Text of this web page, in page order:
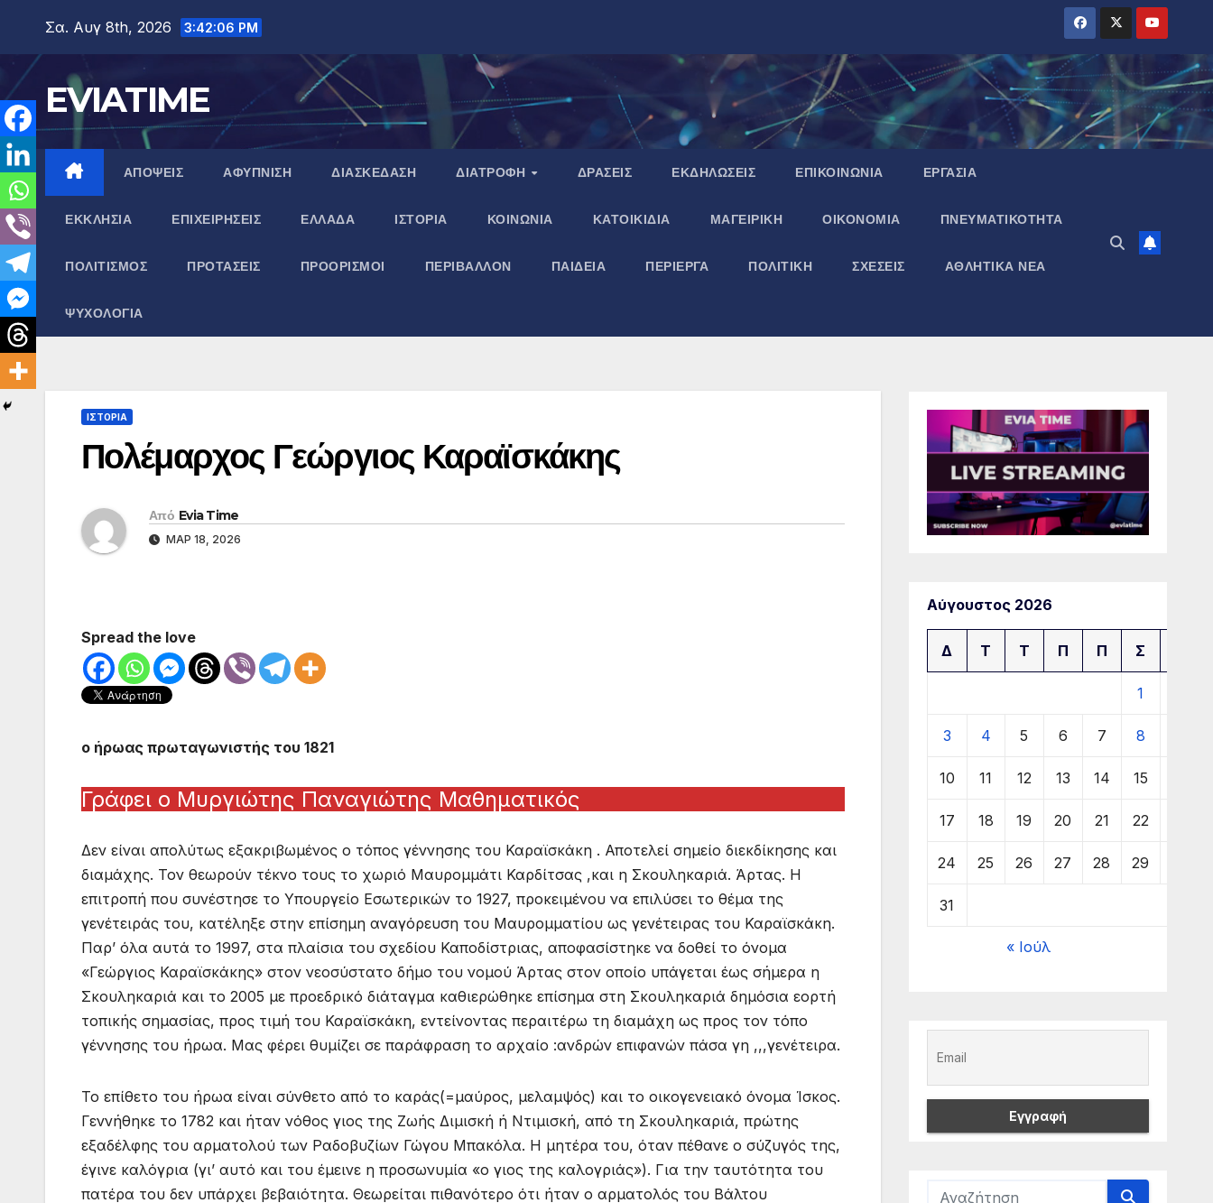
περιεχόμενο
Σα. Αυγ 8th, 2026 3:42:07 PM
EVIATIME
ΑΠΟΨΕΙΣ ΑΦΥΠΝΙΣΗ ΔΙΑΣΚΕΔΑΣΗ ΔΙΑΤΡΟΦΗ ΔΡΑΣΕΙΣ ΕΚΔΗΛΩΣΕΙΣ ΕΠΙΚΟΙΝΩΝΙΑ ΕΡΓΑΣΙΑ
ΕΚΚΛΗΣΙΑ ΕΠΙΧΕΙΡΗΣΕΙΣ ΕΛΛΑΔΑ ΙΣΤΟΡΙΑ ΚΟΙΝΩΝΙΑ ΚΑΤΟΙΚΙΔΙΑ ΜΑΓΕΙΡΙΚΗ ΟΙΚΟΝΟΜΙΑ ΠΝΕΥΜΑΤΙΚΌΤΗΤΑ
ΠΟΛΙΤΙΣΜΟΣ ΠΡΟΤΑΣΕΙΣ ΠΡΟΟΡΙΣΜΟΙ ΠΕΡΙΒΑΛΛΟΝ ΠΑΙΔΕΙΑ ΠΕΡΙΕΡΓΑ ΠΟΛΙΤΙΚΗ ΣΧΕΣΕΙΣ ΑΘΛΗΤΙΚΑ ΝΕΑ
ΨΥΧΟΛΟΓΙΑ
ΙΣΤΟΡΙΑ
Πολέμαρχος Γεώργιος Καραϊσκάκης
Από Evia Time
ΜΑΡ 18, 2026
Spread the love
ο ήρωας πρωταγωνιστής του 1821
Γράφει ο Μυργιώτης Παναγιώτης Μαθηματικός
Δεν είναι απολύτως εξακριβωμένος ο τόπος γέννησης του Καραϊσκάκη . Αποτελεί σημείο διεκδίκησης και
διαμάχης. Τον θεωρούν τέκνο τους το χωριό Μαυρομμάτι Καρδίτσας ,και η Σκουληκαριά. Άρτας. Η
επιτροπή που συνέστησε το Υπουργείο Εσωτερικών το 1927, προκειμένου να επιλύσει το θέμα της
γενέτειράς του, κατέληξε στην επίσημη αναγόρευση του Μαυρομματίου ως γενέτειρας του Καραϊσκάκη.
Παρ’ όλα αυτά το 1997, στα πλαίσια του σχεδίου Καποδίστριας, αποφασίστηκε να δοθεί το όνομα
«Γεώργιος Καραϊσκάκης» στον νεοσύστατο δήμο του νομού Άρτας στον οποίο υπάγεται έως σήμερα η
Σκουληκαριά και το 2005 με προεδρικό διάταγμα καθιερώθηκε επίσημα στη Σκουληκαριά δημόσια εορτή
τοπικής σημασίας, προς τιμή του Καραϊσκάκη, εντείνοντας περαιτέρω τη διαμάχη ως προς τον τόπο
γέννησης του ήρωα. Μας φέρει θυμίζει σε παράφραση το αρχαίο :ανδρών επιφανών πάσα γη ,,,γενέτειρα.
Το επίθετο του ήρωα είναι σύνθετο από το καράς(=μαύρος, μελαμψός) και το οικογενειακό όνομα Ίσκος.
Γεννήθηκε το 1782 και ήταν νόθος γιος της Ζωής Διμισκή ή Ντιμισκή, από τη Σκουληκαριά, πρώτης
εξαδέλφης του αρματολού των Ραδοβυζίων Γώγου Μπακόλα. Η μητέρα του, όταν πέθανε ο σύζυγός της,
έγινε καλόγρια (γι’ αυτό και του έμεινε η προσωνυμία «ο γιος της καλογριάς»). Για την ταυτότητα του
πατέρα του δεν υπάρχει βεβαιότητα. Θεωρείται πιθανότερο ότι ήταν ο αρματολός του Βάλτου
Αύγουστος 2026
Δ Τ Τ Π Π Σ
1
3 4 5 6 7 8
10 11 12 13 14 15
17 18 19 20 21 22
24 25 26 27 28 29
31
« Ιούλ